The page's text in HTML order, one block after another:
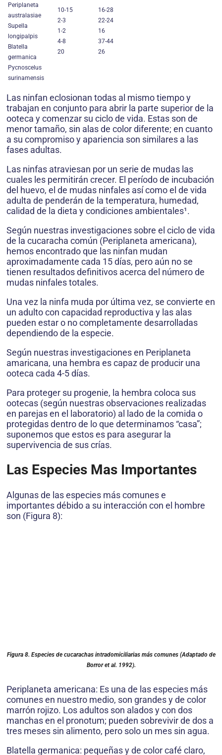
Periplaneta
australasiae
Supella
longipalpis
Blatella
germanica
Pycnoscelus
surinamensis
10-15
2-3
1-2
4-8
20
16-28
22-24
16
37-44
26
Las ninfan eclosionan todas al mismo tiempo y
trabajan en conjunto para abrir la parte superior de la
ooteca y comenzar su ciclo de vida. Estas son de
menor tamaño, sin alas de color diferente; en cuanto
a su compromiso y apariencia son similares a las
fases adultas.
Las ninfas atraviesan por un serie de mudas las
cuales les permitirán crecer. El período de incubación
del huevo, el de mudas ninfales así como el de vida
adulta de penderán de la temperatura, humedad,
calidad de la dieta y condiciones ambientales¹.
Según nuestras investigaciones sobre el ciclo de vida
de la cucaracha común (Periplaneta americana),
hemos encontrado que las ninfan mudan
aproximadamente cada 15 días, pero aún no se
tienen resultados definitivos acerca del número de
mudas ninfales totales.
Una vez la ninfa muda por última vez, se convierte en
un adulto con capacidad reproductiva y las alas
pueden estar o no completamente desarrolladas
dependiendo de la especie.
Según nuestras investigaciones en Periplaneta
amaricana, una hembra es capaz de producir una
ooteca cada 4-5 días.
Para proteger su progenie, la hembra coloca sus
ootecas (según nuestras observaciones realizadas
en parejas en el laboratorio) al lado de la comida o
protegidas dentro de lo que determinamos “casa”;
suponemos que estos es para asegurar la
supervivencia de sus crías.
Las Especies Mas Importantes
Algunas de las especies más comunes e
importantes débido a su interacción con el hombre
son (Figura 8):
Figura 8. Especies de cucarachas intradomiciliarias más comunes (Adaptado de
Borror et al. 1992).
Periplaneta americana: Es una de las especies más
comunes en nuestro medio, son grandes y de color
marrón rojizo. Los adultos son alados y con dos
manchas en el pronotum; pueden sobrevivir de dos a
tres meses sin alimento, pero solo un mes sin agua.
Blatella germanica: pequeñas y de color café claro,